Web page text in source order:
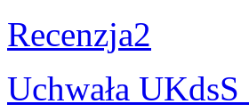
Recenzja2
Uchwała